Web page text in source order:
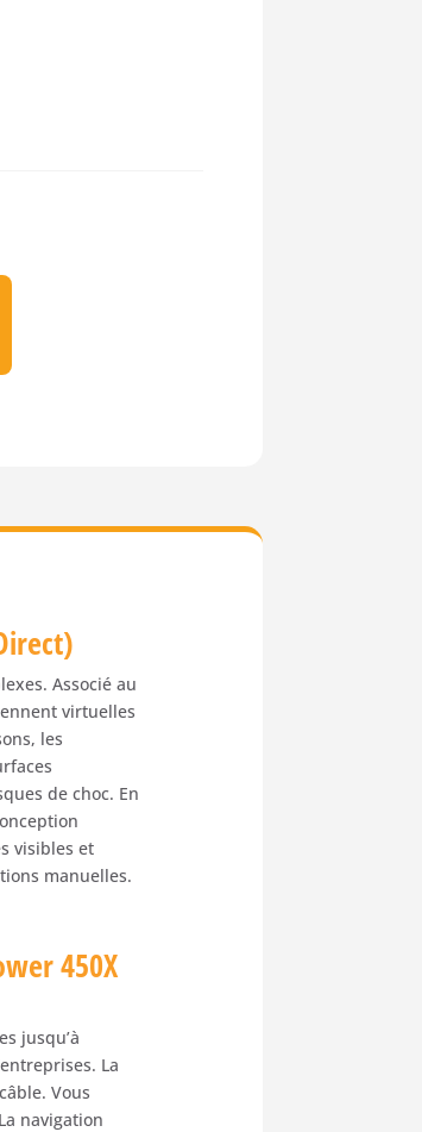
Associé au
virtuelles
les
de choc. En
visibles et
manuelles.
450X
jusqu’à
La
Vous
navigation